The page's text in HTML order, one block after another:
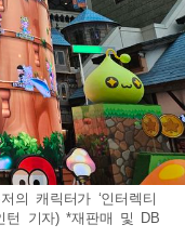
의 캐릭터가 ‘인터렉티
턴 기자) *재판매 및 DB